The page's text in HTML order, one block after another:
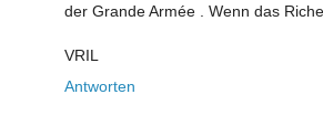
der Grande Armée . Wenn das
VRIL
Antworten